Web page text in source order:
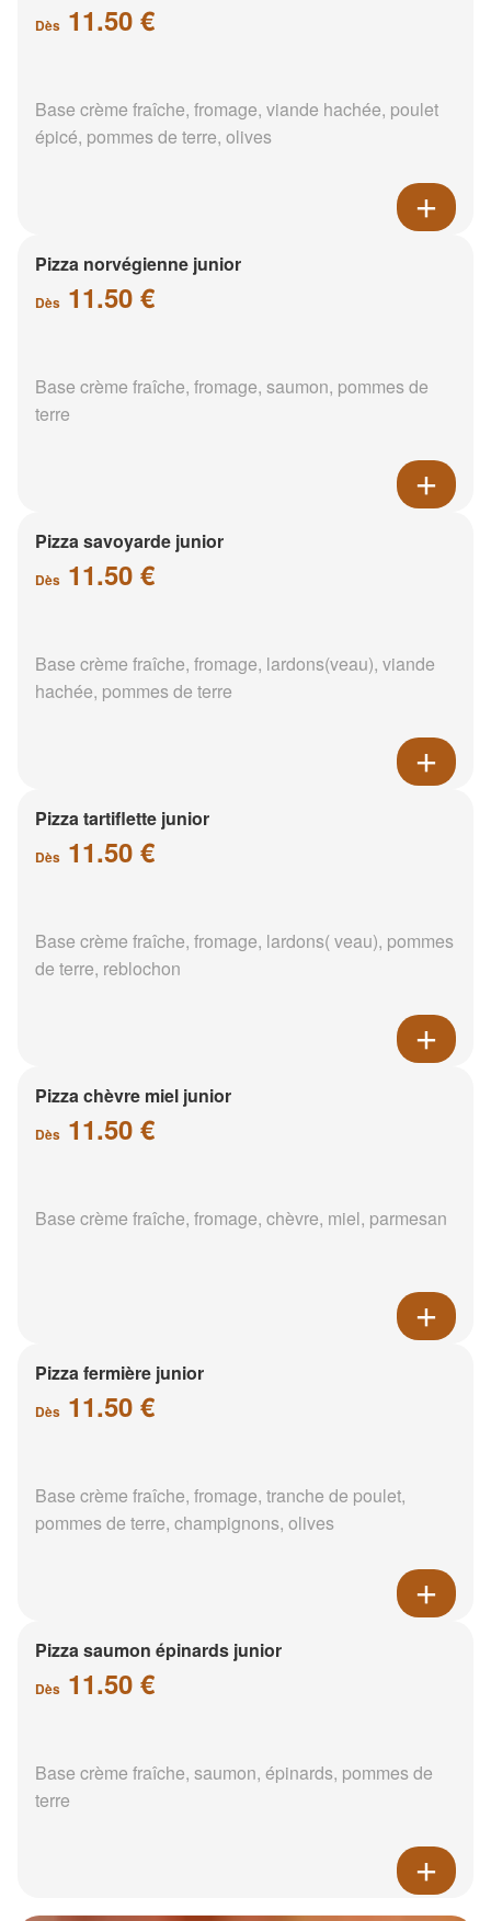
Dès 11.50 €
Base crème fraîche, fromage, viande hachée, poulet
épicé, pommes de terre, olives
Pizza norvégienne junior
Dès 11.50 €
Base crème fraîche, fromage, saumon, pommes de
terre
Pizza savoyarde junior
Dès 11.50 €
Base crème fraîche, fromage, lardons(veau), viande
hachée, pommes de terre
Pizza tartiflette junior
Dès 11.50 €
Base crème fraîche, fromage, lardons( veau), pommes
de terre, reblochon
Pizza chèvre miel junior
Dès 11.50 €
Base crème fraîche, fromage, chèvre, miel, parmesan
Pizza fermière junior
Dès 11.50 €
Base crème fraîche, fromage, tranche de poulet,
pommes de terre, champignons, olives
Pizza saumon épinards junior
Dès 11.50 €
Base crème fraîche, saumon, épinards, pommes de
terre